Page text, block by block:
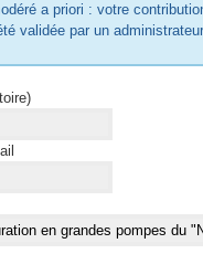
a priori : votre
validée par un